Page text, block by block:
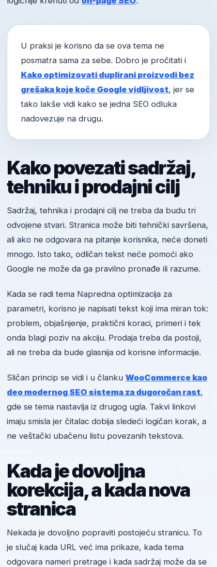
U praksi je korisno da se ova tema ne
posmatra sama za sebe. Dobro je pročitati i
Kako optimizovati duplirani proizvodi bez
grešaka koje koče Google vidljivost, jer se
tako lakše vidi kako se jedna SEO odluka
nadovezuje na drugu.
Kako povezati sadržaj,
tehniku i prodajni cilj
Sadržaj, tehnika i prodajni cilj ne treba da budu tri
odvojene stvari. Stranica može biti tehnički savršena,
ali ako ne odgovara na pitanje korisnika, neće doneti
mnogo. Isto tako, odličan tekst neće pomoći ako
Google ne može da ga pravilno pronađe ili razume.
Kada se radi tema Napredna optimizacija za
parametri, korisno je napisati tekst koji ima miran tok:
problem, objašnjenje, praktični koraci, primeri i tek
onda blagi poziv na akciju. Prodaja treba da postoji,
ali ne treba da bude glasnija od korisne informacije.
Sličan princip se vidi i u članku WooCommerce kao
deo modernog SEO sistema za dugoročan rast,
gde se tema nastavlja iz drugog ugla. Takvi linkovi
imaju smisla jer čitalac dobija sledeći logičan korak, a
ne veštački ubačenu listu povezanih tekstova.
Kada je dovoljna
korekcija, a kada nova
stranica
Nekada je dovoljno popraviti postojeću stranicu. To
je slučaj kada URL već ima prikaze, kada tema
odgovara nameri pretrage i kada sadržaj može da se